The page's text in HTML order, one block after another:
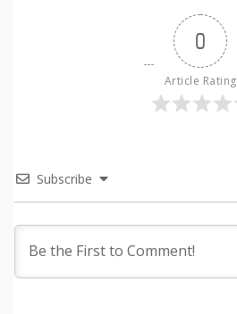
0
Article Rating
Subscribe